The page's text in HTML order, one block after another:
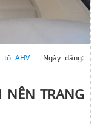
tô AHVNgày đăng:
TRANG